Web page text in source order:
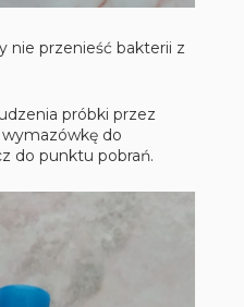
nie przenieść bakterii z
próbki przez
do
do punktu pobrań.